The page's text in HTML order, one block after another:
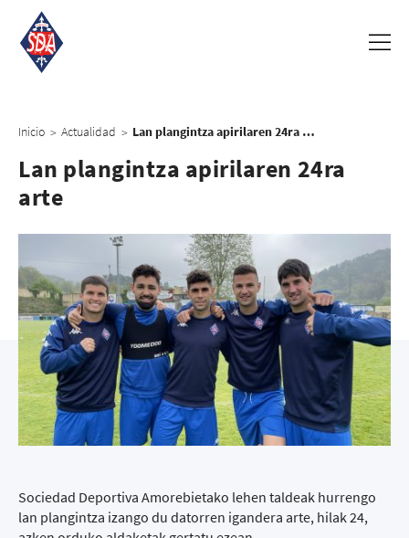
Inicio > Actualidad > Lan plangintza apirilaren 24ra arte
Lan plangintza apirilaren 24ra
arte
Sociedad Deportiva Amorebietako lehen taldeak hurrengo
lan plangintza izango du datorren igandera arte, hilak 24,